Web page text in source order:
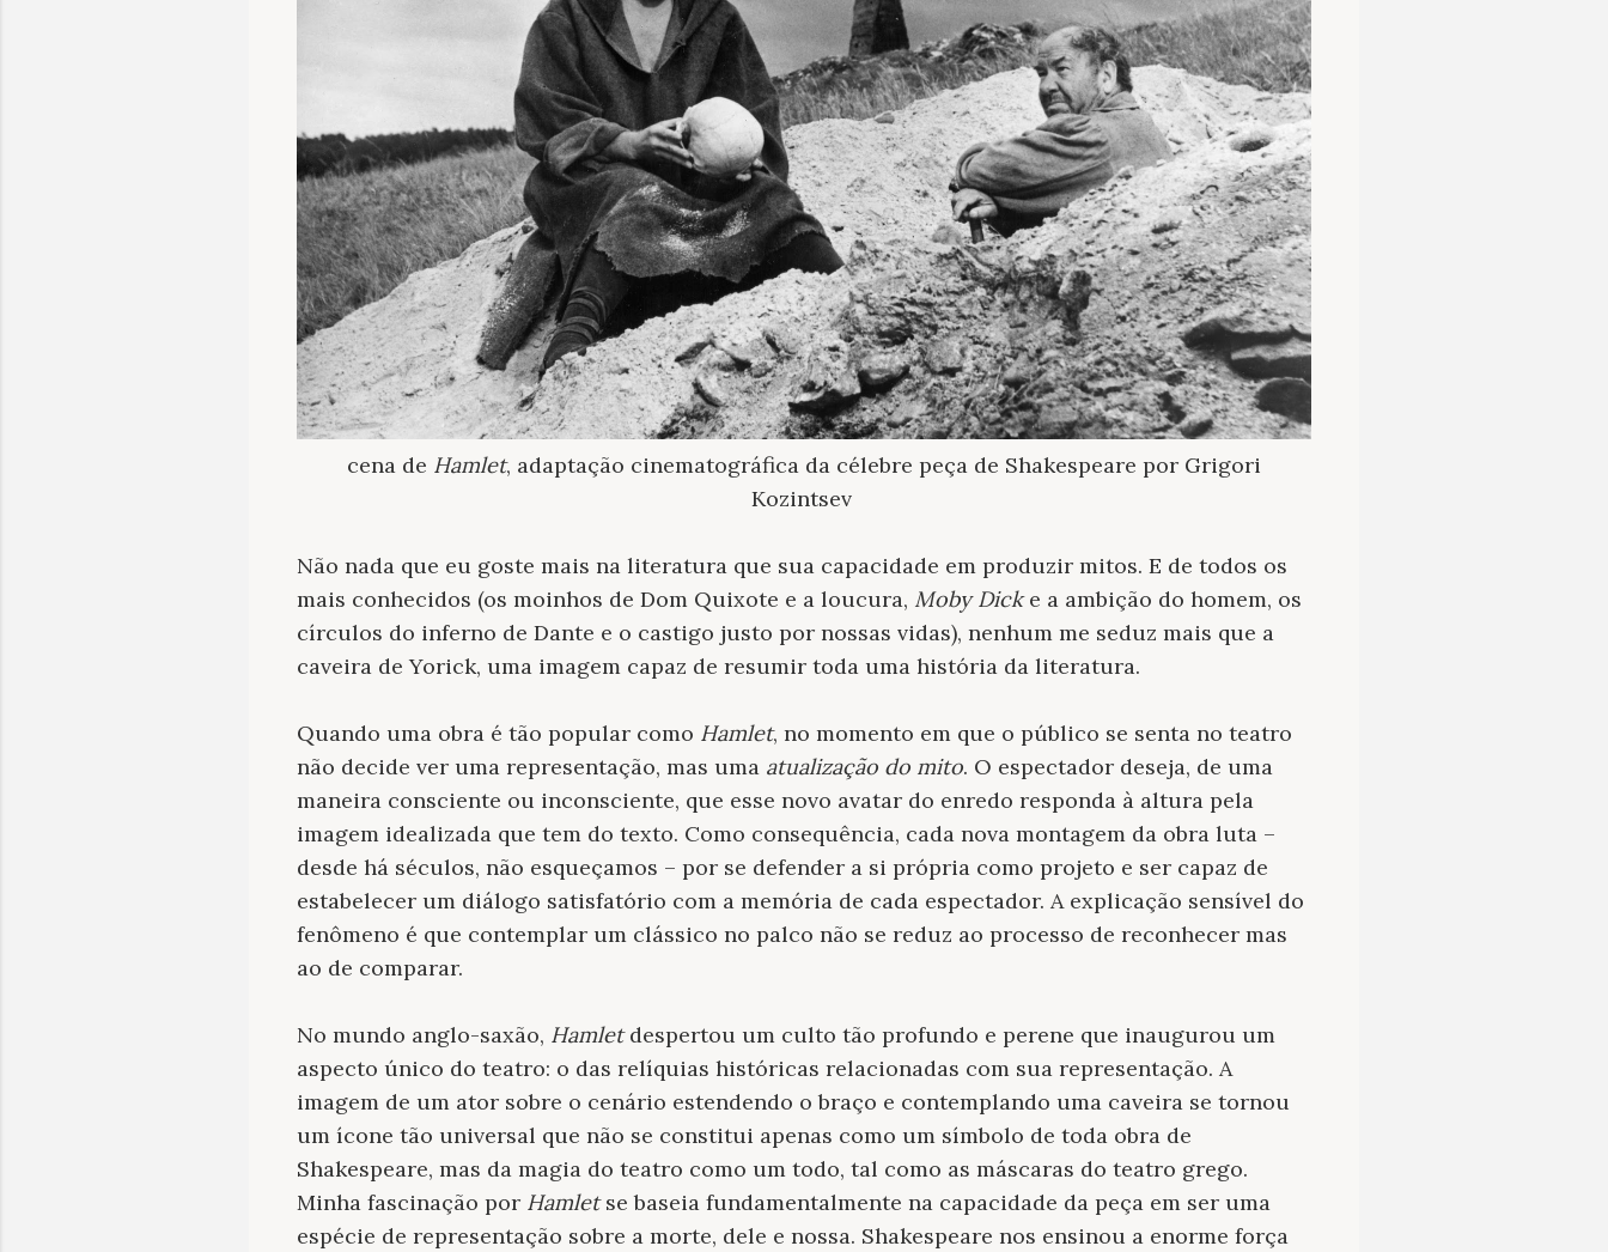
cena de Hamlet, adaptação cinematográfica da célebre peça de Shakespeare por Grigori
Kozintsev
Não nada que eu goste mais na literatura que sua capacidade em produzir mitos. E de todos os
mais conhecidos (os moinhos de Dom Quixote e a loucura, Moby Dicke a ambição do homem, os
círculos do inferno de Dante e o castigo justo por nossas vidas), nenhum me seduz mais que a
caveira de Yorick, uma imagem capaz de resumir toda uma história da literatura.
Quando uma obra é tão popular como Hamlet, no momento em que o público se senta no teatro
não decide ver uma representação, mas uma atualização do mito. O espectador deseja, de uma
maneira consciente ou inconsciente, que esse novo avatar do enredo responda à altura pela
imagem idealizada que tem do texto. Como consequência, cada nova montagem da obra luta –
desde há séculos, não esqueçamos – por se defender a si própria como projeto e ser capaz de
estabelecer um diálogo satisfatório com a memória de cada espectador. A explicação sensível do
fenômeno é que contemplar um clássico no palco não se reduz ao processo de reconhecer mas
ao de comparar.
No mundo anglo-saxão, Hamletdespertou um culto tão profundo e perene que inaugurou um
aspecto único do teatro: o das relíquias históricas relacionadas com sua representação. A
imagem de um ator sobre o cenário estendendo o braço e contemplando uma caveira se tornou
um ícone tão universal que não se constitui apenas como um símbolo de toda obra de
Shakespeare, mas da magia do teatro como um todo, tal como as máscaras do teatro grego.
Minha fascinação por Hamletse baseia fundamentalmente na capacidade da peça em ser uma
espécie de representação sobre a morte, dele e nossa. Shakespeare nos ensinou a enorme força